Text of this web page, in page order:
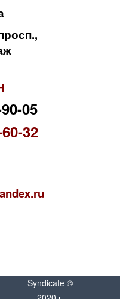
05
32
Syndicate ©